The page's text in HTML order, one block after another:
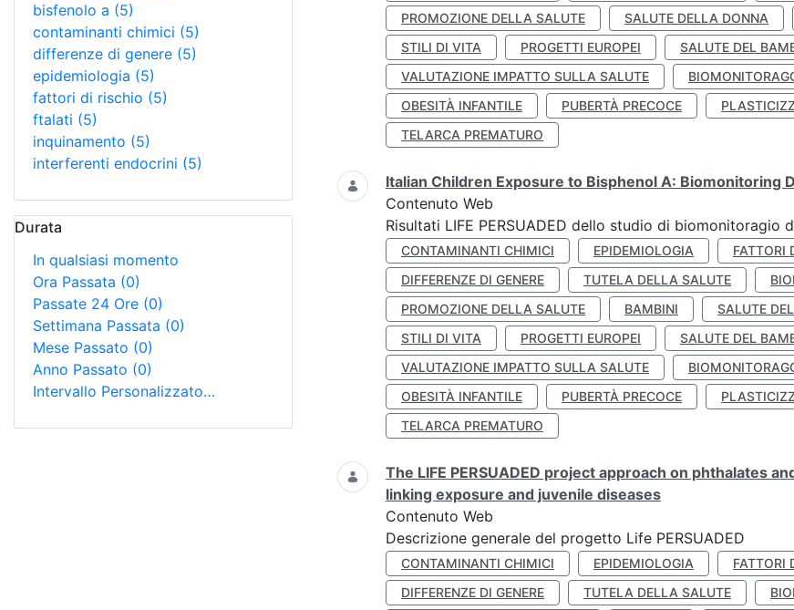
bisfenolo a (5)
contaminanti chimici (5)
differenze di genere (5)
epidemiologia (5)
fattori di rischio (5)
ftalati (5)
inquinamento (5)
interferenti endocrini (5)
Durata
In qualsiasi momento
Ora Passata (0)
Passate 24 Ore (0)
Settimana Passata (0)
Mese Passato (0)
Anno Passato (0)
Intervallo Personalizzato…
PROMOZIONE DELLA SALUTE
SALUTE DELLA DONNA
STILI DI VITA
PROGETTI EUROPEI SALUTE DEL
VALUTAZIONE IMPATTO SULLA SALUTE
OBESITÀ INFANTILE
PUBERTÀ PRECOCE
TELARCA PREMATURO
Italian Children Exposure to Bisphenol A: Biomonitoring
Contenuto Web
Risultati LIFE PERSUADED dello studio di biomonitoragio
CONTAMINANTI CHIMICI EPIDEMIOLOGIA FATTORI
DIFFERENZE DI GENERE
TUTELA DELLA SALUTE
PROMOZIONE DELLA SALUTE
BAMBINI SALUTE
STILI DI VITA
PROGETTI EUROPEI SALUTE DEL
VALUTAZIONE IMPATTO SULLA SALUTE
OBESITÀ INFANTILE
PUBERTÀ PRECOCE
TELARCA PREMATURO
The LIFE PERSUADED project approach on phthalates
linking exposure and juvenile diseases
Contenuto Web
Descrizione generale del progetto Life PERSUADED
CONTAMINANTI CHIMICI EPIDEMIOLOGIA FATTORI
DIFFERENZE DI GENERE
TUTELA DELLA SALUTE